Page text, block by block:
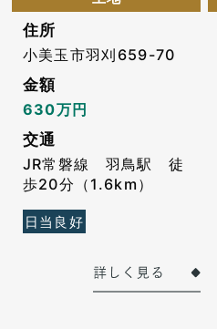
住所
小美玉市羽刈659-70
金額
630万円
交通
JR常磐線 羽鳥駅 徒
歩20分（1.6km）
日当良好